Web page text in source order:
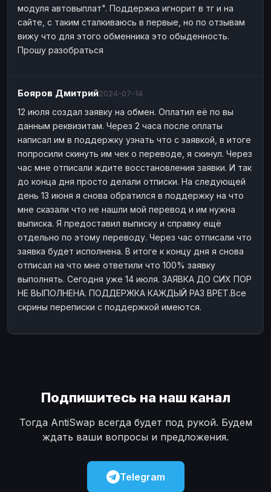
модуля автовыплат". Поддержка игнорит в тг и на
сайте, с таким сталкиваюсь в первые, но по отзывам
вижу что для этого обменника это обыденность.
Прошу разобраться
Бояров Дмитрий2024-07-14
12 июля создал заявку на обмен. Оплатил её по вы
данным реквизитам. Через 2 часа после оплаты
написал им в поддержку узнать что с заявкой, в итоге
попросили скинуть им чек о переводе, я скинул. Через
час мне отписали ждите восстановления заявки. И так
до конца дня просто делали отписки. На следующей
день 13 июня я снова обратился в поддержку на что
мне сказали что не нашли мой перевод и им нужна
выписка. Я предоставил выписку и справку ещё
отдельно по этому переводу. Через час отписали что
заявка будет исполнена. В итоге к концу дня я снова
отписал на что мне ответили что 100% заявку
выполнять. Сегодня уже 14 июля. ЗАЯВКА ДО СИХ ПОР
НЕ ВЫПОЛНЕНА. ПОДДЕРЖКА КАЖДЫЙ РАЗ ВРЕТ.Все
скрины переписки с поддержкой имеются.
Подпишитесь на наш канал
Тогда AntiSwap всегда будет под рукой. Будем
ждать ваши вопросы и предложения.
Telegram